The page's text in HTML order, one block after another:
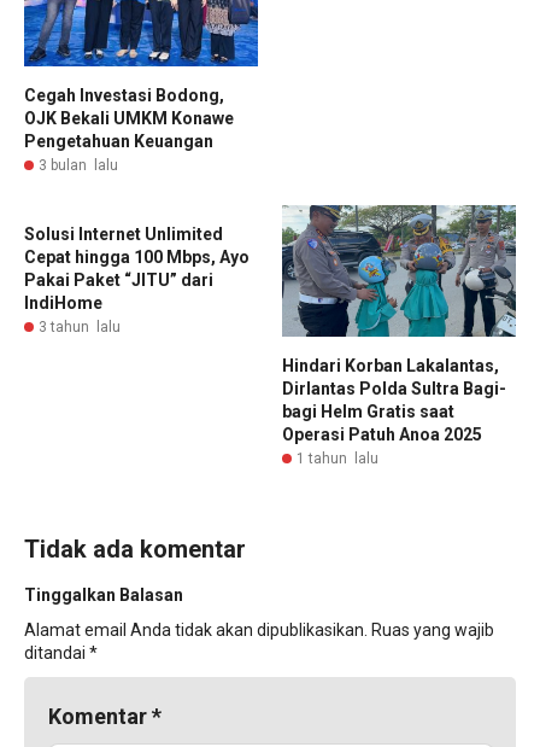
Cegah Investasi Bodong,
OJK Bekali UMKM Konawe
Pengetahuan Keuangan
3 bulan lalu
Solusi Internet Unlimited
Cepat hingga 100 Mbps, Ayo
Pakai Paket “JITU” dari
IndiHome
3 tahun lalu
Hindari Korban Lakalantas,
Dirlantas Polda Sultra Bagi-
bagi Helm Gratis saat
Operasi Patuh Anoa 2025
1 tahun lalu
Tidak ada komentar
Tinggalkan Balasan
Alamat email Anda tidak akan dipublikasikan. Ruas yang wajib
ditandai *
Komentar*